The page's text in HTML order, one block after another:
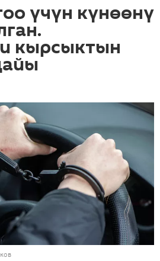
үчүн күнөөнү
кырсыктын